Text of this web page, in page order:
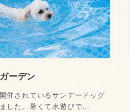
ーデン
催されているサンデードッグ
した。暑くて水遊びで…